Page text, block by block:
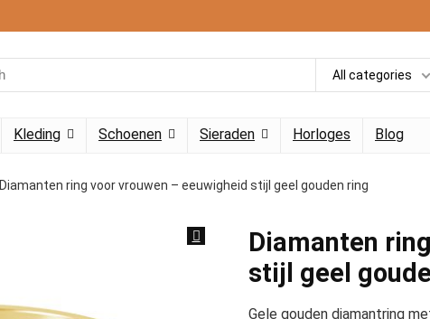
All categories
Kleding Schoenen Sieraden Horloges Blog
Diamanten ring voor vrouwen – eeuwigheid stijl geel gouden ring
Diamanten
stijl geel
Gele gouden diamantring